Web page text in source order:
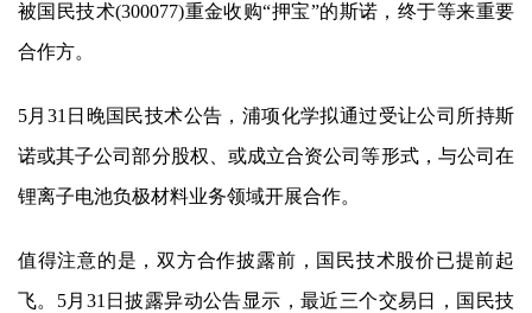
被国民技术(300077)重金收购“押宝”的斯诺，终于等来重要
合作方。
5月31日晚国民技术公告，浦项化学拟通过受让公司所持斯
诺或其子公司部分股权、或成立合资公司等形式，与公司在
锂离子电池负极材料业务领域开展合作。
值得注意的是，双方合作披露前， 国民技术股价已提前起
飞。5月31日披露异动公告显示，最近三个交易日， 国民技